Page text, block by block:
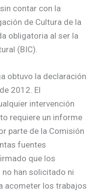
contar con la
de Cultura de la
obligatoria al ser la
(BIC).
obtuvo la declaración
2012. El
intervención
requiere un informe
parte de la Comisión
fuentes
que los
han solicitado ni
acometer los trabajos